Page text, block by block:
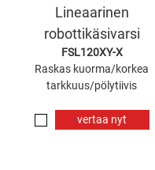
Lineaarinen
robottikäsivarsi
FSL120XY-X
Raskas kuorma/korkea
tarkkuus/pölytiivis
vertaa nyt